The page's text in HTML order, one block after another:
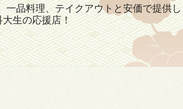
一品料理、テイクアウトと安価で提供
生の応援店！